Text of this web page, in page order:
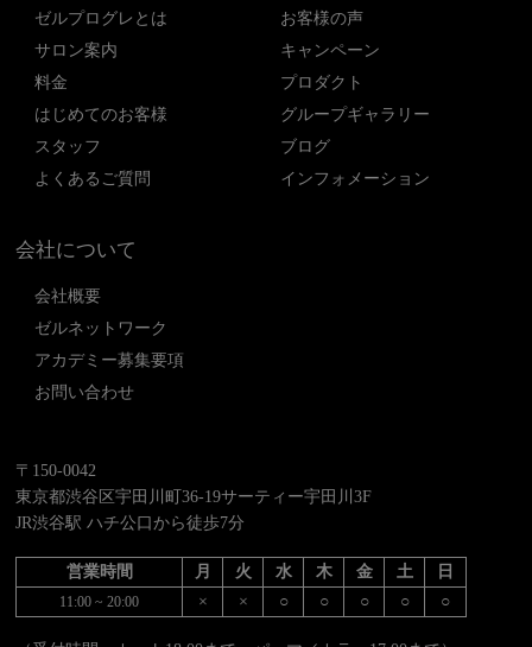
ゼルプログレとは
サロン案内
料金
はじめてのお客様
スタッフ
よくあるご質問
お客様の声
キャンペーン
プロダクト
グループギャラリー
ブログ
インフォメーション
会社について
会社概要
ゼルネットワーク
アカデミー募集要項
お問い合わせ
〒150-0042
東京都渋谷区宇田川町36-19サーティー宇田川3F
JR渋谷駅 ハチ公口から徒歩7分
営業時間 月 火 水 木 金 土 日
11:00 ~ 20:00 × × ○ ○ ○ ○ ○